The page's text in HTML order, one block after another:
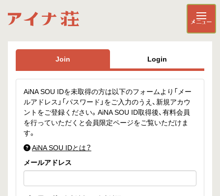
メニュー
Join Login
AiNA SOU IDを未取得の方は以下のフォームより「メー
ルアドレス」「パスワード」をご入力のうえ、新規アカウ
ントをご登録ください。AiNA SOU ID取得後、有料会員
を行っていただくと会員限定ページをご覧いただけま
す。
AiNA SOU IDとは？
メールアドレス